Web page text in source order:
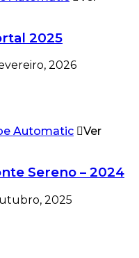
2025
2026
Ver
Sereno – 2024
2025